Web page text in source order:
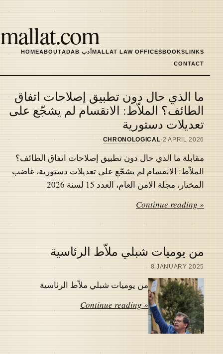
main
content
mallat.com
HOMEABOUT ADAB أدبMALLAT LAW OFFICESBOOKSLINKS
CONTACT
Latest
articles
ما الذي حال دون تطبيق إصلاحات اتفاق
الطائف؟ الملاّط: الانقسام لم يشجّع على
تعديلات دستورية
2 APRIL 2026
·
CHRONOLOGICAL
مقابلة ما الذي حال دون تطبيق إصلاحات اتفاق الطائف؟
الملاّط: الانقسام لم يشجّع على تعديلات دستورية، غاضب
المختار، مجلة الامن العام، العدد 15 لسنة 2026
Continue reading »
من يوميات شبلي ملاّط الرئاسية
8 JANUARY 2025
من يوميات شبلي ملاّط الرئاسية
Continue reading »